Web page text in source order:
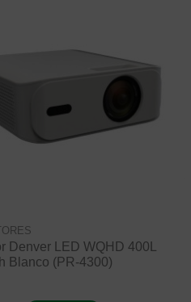
Denver LED WQHD 400L
Blanco (PR-4300)